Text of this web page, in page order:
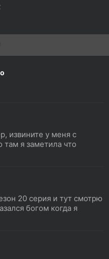
извините у меня с
там я заметила что
20 серия и тут смотрю
богом когда я